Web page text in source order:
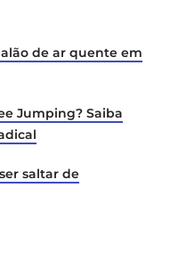
de ar quente em
Jumping? Saiba
saltar de